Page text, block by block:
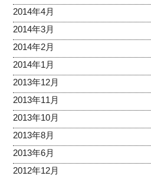
2014年4月
2014年3月
2014年2月
2014年1月
2013年12月
2013年11月
2013年10月
2013年8月
2013年6月
2012年12月